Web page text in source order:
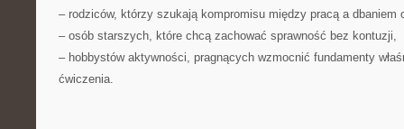
– rodziców, którzy szukają kompromisu między pracą a dbaniem
– osób starszych, które chcą zachować sprawność bez kontuzji,
– hobbystów aktywności, pragnących wzmocnić fundamenty
ćwiczenia.